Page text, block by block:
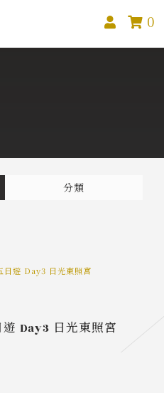
0
分類
日遊 Day3 日光東照宮
Day3 日光東照宮